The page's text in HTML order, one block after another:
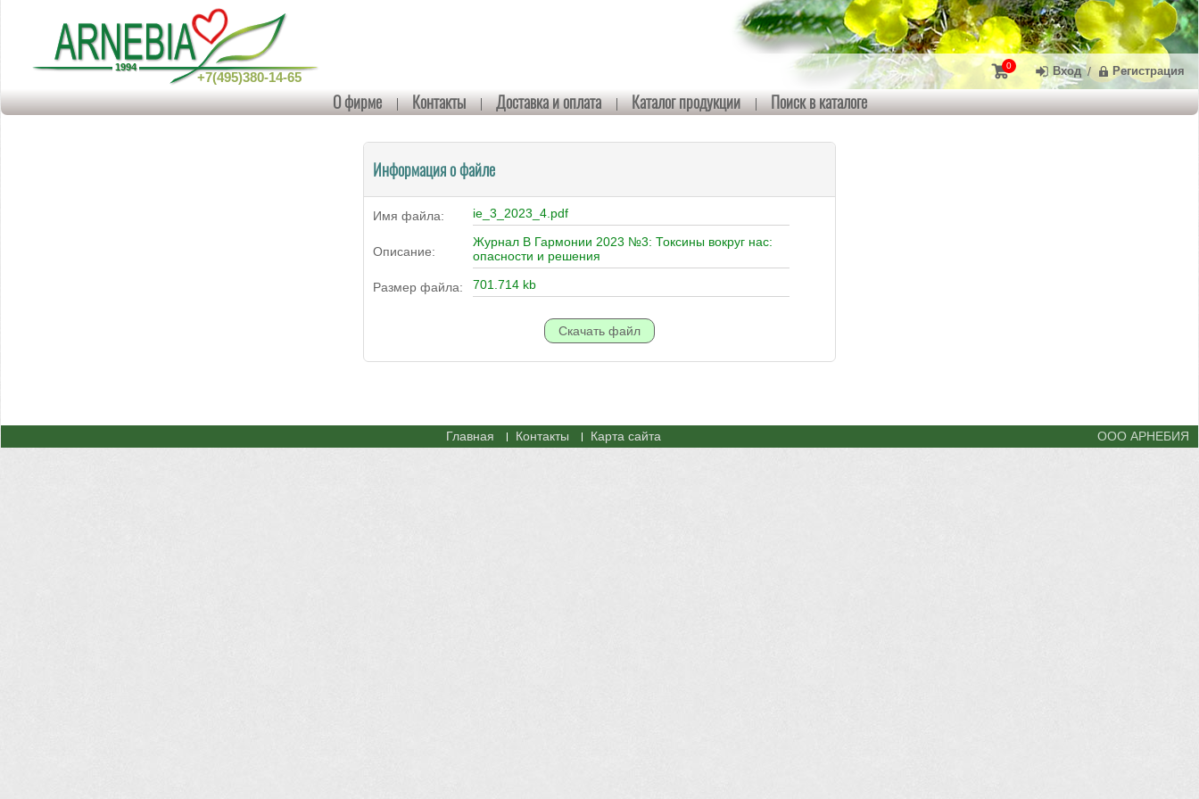
+7(495)380-14-65
О фирме Контакты Доставка и оплата Каталог продукции Поиск в каталоге
0 Вход / Регистрация
Информация о файле
Имя файла: ie_3_2023_4.pdf
Описание:
Журнал В Гармонии 2023 №3: Токсины вокруг нас:
опасности и решения
Размер файла: 701.714 kb
Главная Контакты Карта сайта ООО АРНЕБИЯ